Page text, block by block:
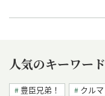
人気のキーワード
豊臣兄弟！ クルマ